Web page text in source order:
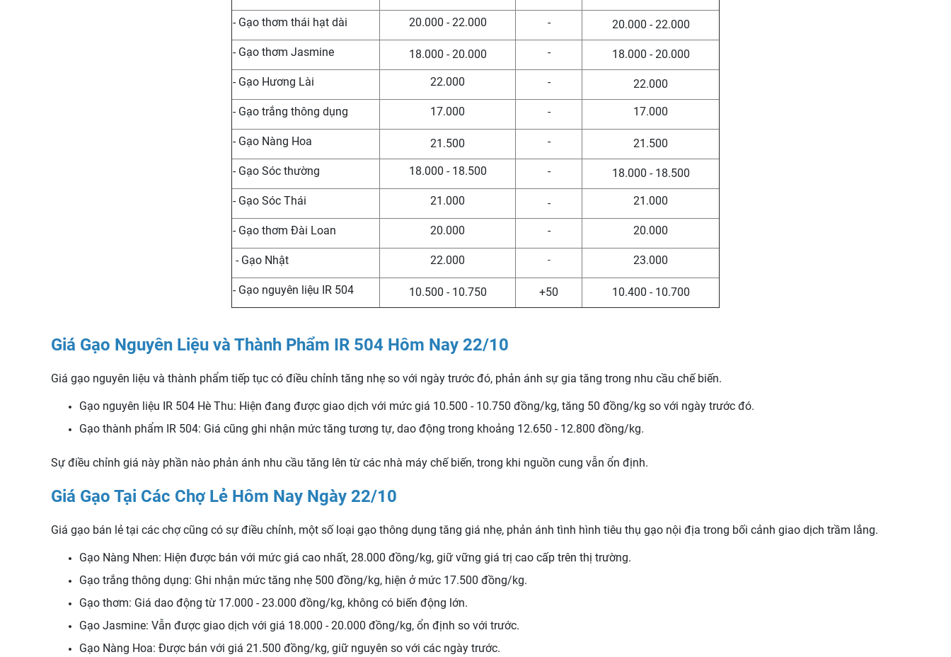
- Gạo thơm thái hạt dài 20.000 - 22.000 - 20.000 - 22.000
- Gạo thơm Jasmine 18.000 - 20.000 - 18.000 - 20.000
- Gạo Hương Lài 22.000 - 22.000
- Gạo trắng thông dụng 17.000 - 17.000
- Gạo Nàng Hoa 21.500 - 21.500
- Gạo Sóc thường 18.000 - 18.500 - 18.000 - 18.500
- Gạo Sóc Thái 21.000 - 21.000
- Gạo thơm Đài Loan 20.000 - 20.000
- Gạo Nhật 22.000 - 23.000
- Gạo nguyên liệu IR 504 10.500 - 10.750 +50 10.400 - 10.700
Giá Gạo Nguyên Liệu và Thành Phẩm IR 504 Hôm Nay 22/10
Giá gạo nguyên liệu và thành phẩm tiếp tục có điều chỉnh tăng nhẹ so với ngày trước đó, phản ánh sự gia tăng trong nhu cầu chế biến.
Gạo nguyên liệu IR 504 Hè Thu: Hiện đang được giao dịch với mức giá 10.500 - 10.750 đồng/kg, tăng 50 đồng/kg so với ngày trước đó.
Gạo thành phẩm IR 504: Giá cũng ghi nhận mức tăng tương tự, dao động trong khoảng 12.650 - 12.800 đồng/kg.
Sự điều chỉnh giá này phần nào phản ánh nhu cầu tăng lên từ các nhà máy chế biến, trong khi nguồn cung vẫn ổn định.
Giá Gạo Tại Các Chợ Lẻ Hôm Nay Ngày 22/10
Giá gạo bán lẻ tại các chợ cũng có sự điều chỉnh, một số loại gạo thông dụng tăng giá nhẹ, phản ánh tình hình tiêu thụ gạo nội địa trong bối cảnh giao dịch trầm lắng.
Gạo Nàng Nhen: Hiện được bán với mức giá cao nhất, 28.000 đồng/kg, giữ vững giá trị cao cấp trên thị trường.
Gạo trắng thông dụng: Ghi nhận mức tăng nhẹ 500 đồng/kg, hiện ở mức 17.500 đồng/kg.
Gạo thơm: Giá dao động từ 17.000 - 23.000 đồng/kg, không có biến động lớn.
Gạo Jasmine: Vẫn được giao dịch với giá 18.000 - 20.000 đồng/kg, ổn định so với trước.
Gạo Nàng Hoa: Được bán với giá 21.500 đồng/kg, giữ nguyên so với các ngày trước.